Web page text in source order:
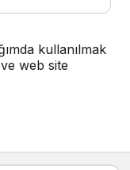
kullanılmak
web site